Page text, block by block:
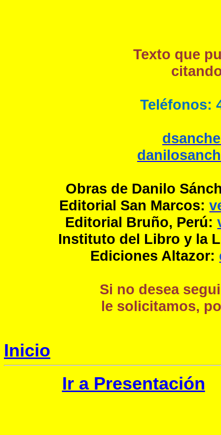
Texto que
Teléfonos:
Obras de Danilo
Editorial San Marcos:
Editorial Bruño, Perú:
Instituto del Libro y la
Ediciones Altazor:
Si no desea
le solicitamos,
Inicio
Ir a Presentación